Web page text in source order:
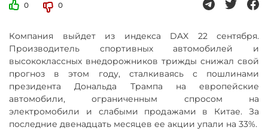
0
0
Компания выйдет из индекса DAX 22 сентября.
Производитель спортивных автомобилей и
высококлассных внедорожников трижды снижал свой
прогноз в этом году, сталкиваясь с пошлинами
президента Дональда Трампа на европейские
автомобили, ограниченным спросом на
электромобили и слабыми продажами в Китае. За
последние двенадцать месяцев ее акции упали на 33%.